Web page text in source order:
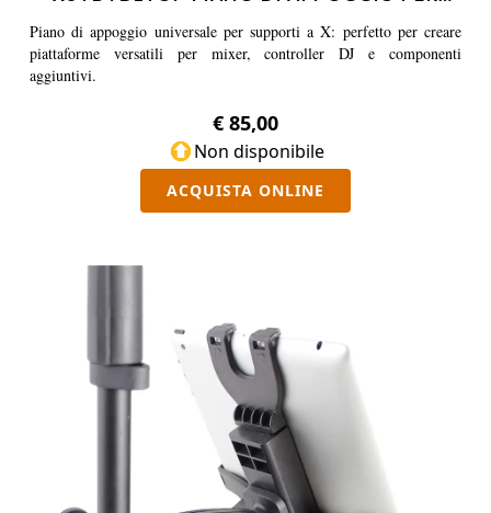
Piano di appoggio universale per supporti a X: perfetto per creare
piattaforme versatili per mixer, controller DJ e componenti
aggiuntivi.
€ 85,00
Non disponibile
ACQUISTA ONLINE